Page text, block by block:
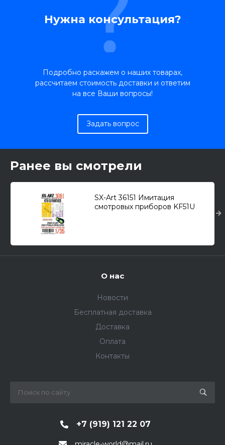
Нужна консультация?
Подробно раскажем о наших товарах,
рассчитаем стоимость доставки и ответим
на все Ваши вопросы!
Задать вопрос
Ранее вы смотрели
SX-Art 36151 Имитация
смотровых приборов KF51U
О нас
Новости
Бесплатная доставка
Доставка
Оплата
Контакты
+7 (919) 121 22 07